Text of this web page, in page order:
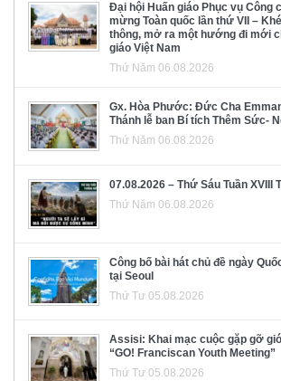
Đại hội Huấn giáo Phục vụ Công
mừng Toàn quốc lần thứ VII –
thông, mở ra một hướng đi mới
giáo Việt Nam
Thứ Năm 06.08.2026
Gx. Hòa Phước: Đức Cha
Thánh lễ ban Bí tích Thêm Sức-
Thứ Năm 06.08.2026
07.08.2026 – Thứ Sáu Tuần XVIII
Thứ Năm 06.08.2026
Công bố bài hát chủ đề ngày
tại Seoul
Thứ Tư 05.08.2026
Assisi: Khai mạc cuộc gặp gỡ
“GO! Franciscan Youth Meeting”
Thứ Tư 05.08.2026